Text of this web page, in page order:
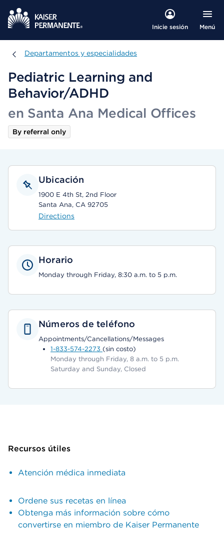
Inicie sesión Menú
Departamentos y especialidades
Departamentos y especialidades
Pediatric Learning and
Behavior/ADHD
en Santa Ana Medical Offices
By referral only
Ubicación
1900 E 4th St, 2nd Floor
Santa Ana, CA 92705
Directions
Horario
Monday through Friday, 8:30 a.m. to 5 p.m.
Números de teléfono
Appointments/Cancellations/Messages
1-833-574-2273 (sin costo)
Monday through Friday, 8 a.m. to 5 p.m.
Saturday and Sunday, Closed
Recursos útiles
Atención médica inmediata
Ordene sus recetas en línea
Obtenga más información sobre cómo
convertirse en miembro de Kaiser Permanente